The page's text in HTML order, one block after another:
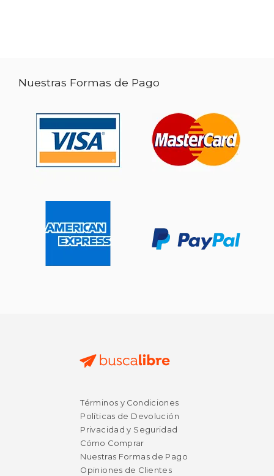
Nuestras Formas de Pago
Términos y Condiciones
Políticas de Devolución
Privacidad y Seguridad
Cómo Comprar
Nuestras Formas de Pago
Opiniones de Clientes